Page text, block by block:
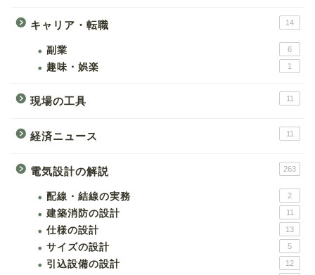
キャリア・転職 14
副業 6
趣味・娯楽 1
現場の工具 11
経済ニュース 11
電気設計の解説 263
配線・結線の実務 2
建築消防の設計 11
仕様の設計 13
サイズの設計 5
引込設備の設計 12